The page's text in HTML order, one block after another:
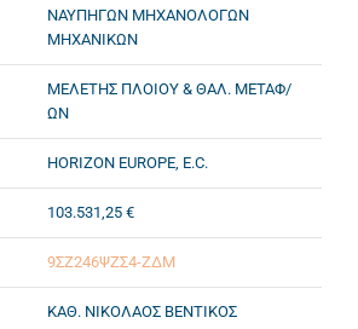
ΝΑΥΠΗΓΩΝ ΜΗΧΑΝΟΛΟΓΩΝ
ΜΗΧΑΝΙΚΩΝ
ΜΕΛΕΤΗΣ ΠΛΟΙΟΥ & ΘΑΛ. ΜΕΤΑΦ/
ΩΝ
HORIZON EUROPE, E.C.
103.531,25 €
9ΣΖ246ΨΖΣ4-ΖΔΜ
ΚΑΘ. ΝΙΚΟΛΑΟΣ ΒΕΝΤΙΚΟΣ